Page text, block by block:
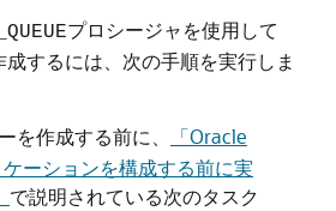
プロシージャを使用して
成するには、次の手順を実行しま
を作成する前に、
「Oracle
ーションを構成する前に実
で説明されている次のタスク